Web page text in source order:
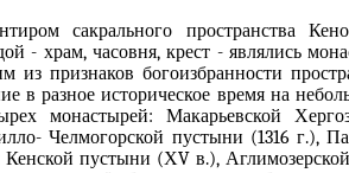
сакрального пространства
- храм, часовня, крест - являлись
признаков богоизбранности
в разное историческое время на
монастырей: Макарьевской
Челмогорской пустыни (1316 г.),
Кенской пустыни (ХV в.),